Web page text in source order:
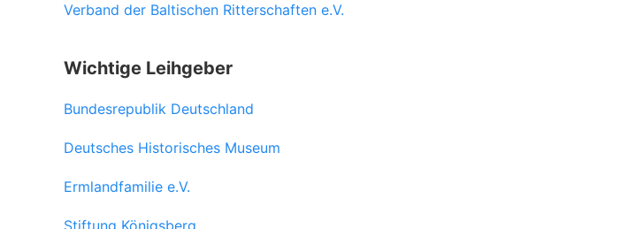
Verband der Baltischen Ritterschaften e.V.
Wichtige Leihgeber
Bundesrepublik Deutschland
Deutsches Historisches Museum
Ermlandfamilie e.V.
Stiftung Königsberg